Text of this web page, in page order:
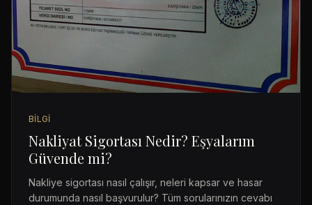
BILGI
Nakliyat Sigortası Nedir? Eşyalarım
Güvende mi?
Nakliye sigortası nasıl çalışır, neleri kapsar ve hasar
durumunda nasıl başvurulur? Tüm sorularınızın cevabı